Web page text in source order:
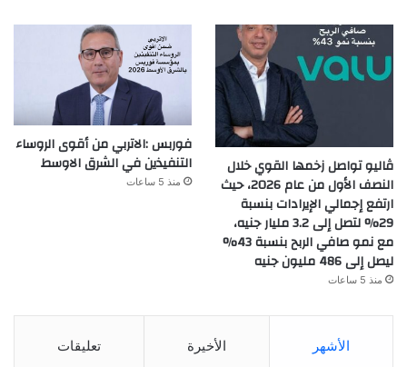
ڤاليو تواصل زخمها القوي خلال
النصف الأول من عام 2026، حيث
ارتفع إجمالي الإيرادات بنسبة
29% لتصل إلى 3.2 مليار جنيه،
مع نمو صافي الربح بنسبة 43%
ليصل إلى 486 مليون جنيه
منذ 5 ساعات
فوربس :الاتربي من أقوى الروساء
التنفيذين في الشرق الاوسط
منذ 5 ساعات
الأشهر الأخيرة تعليقات